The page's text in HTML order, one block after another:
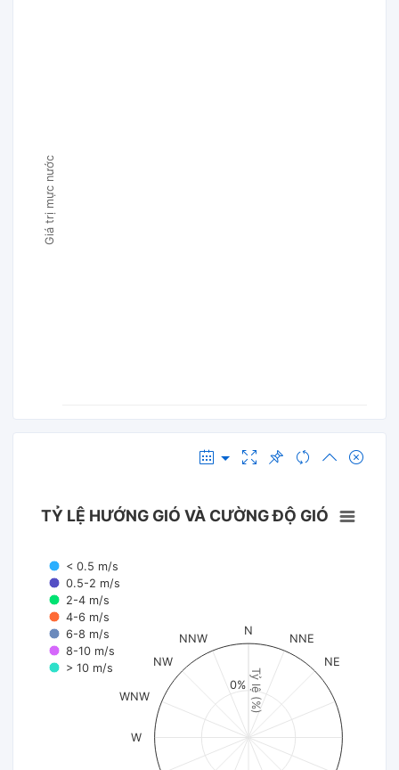
Giá trị mực nước
Tỷ lệ (%)
TỶ LỆ HƯỚNG GIÓ VÀ CƯỜNG ĐỘ GIÓ
< 0.5 m/s
0.5-2 m/s
2-4 m/s
4-6 m/s
6-8 m/s
8-10 m/s
> 10 m/s
N
NNE
NE
W
WNW
NW
NNW
0%